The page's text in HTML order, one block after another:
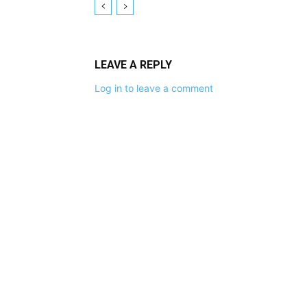
LEAVE A REPLY
Log in to leave a comment